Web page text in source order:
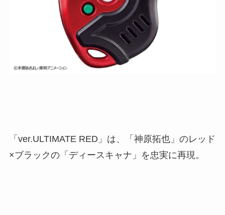
「ver.ULTIMATE RED」は、「神原拓也」のレッド
×ブラックの「ディースキャナ」を忠実に再現。